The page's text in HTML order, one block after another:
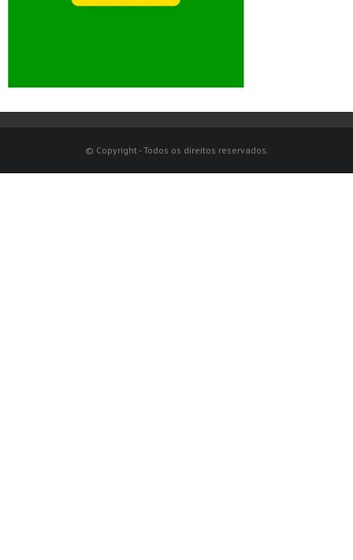
© Copyright - Todos os direitos reservados.